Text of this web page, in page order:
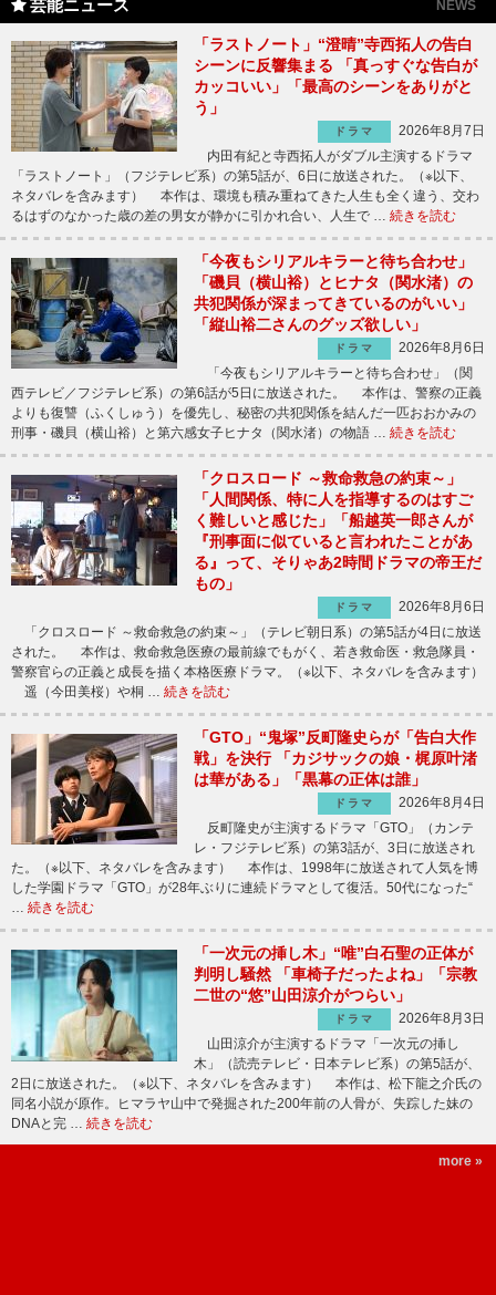
芸能ニュース NEWS
「ラストノート」“澄晴”寺西拓人の告白
シーンに反響集まる 「真っすぐな告白が
カッコいい」「最高のシーンをありがと
う」
ドラマ
2026年8月7日
内田有紀と寺西拓人がダブル主演するドラマ
「ラストノート」（フジテレビ系）の第5話が、6日に放送された。（※以下、
ネタバレを含みます） 本作は、環境も積み重ねてきた人生も全く違う、交わ
るはずのなかった歳の差の男女が静かに引かれ合い、人生で … 続きを読む
「今夜もシリアルキラーと待ち合わせ」
「磯貝（横山裕）とヒナタ（関水渚）の
共犯関係が深まってきているのがいい」
「縦山裕二さんのグッズ欲しい」
ドラマ
2026年8月6日
「今夜もシリアルキラーと待ち合わせ」（関
西テレビ／フジテレビ系）の第6話が5日に放送された。 本作は、警察の正義
よりも復讐（ふくしゅう）を優先し、秘密の共犯関係を結んだ一匹おおかみの
刑事・磯貝（横山裕）と第六感女子ヒナタ（関水渚）の物語 … 続きを読む
「クロスロード ～救命救急の約束～」
「人間関係、特に人を指導するのはすご
く難しいと感じた」「船越英一郎さんが
『刑事面に似ていると言われたことがあ
る』って、そりゃあ2時間ドラマの帝王だ
もの」
ドラマ
2026年8月6日
「クロスロード ～救命救急の約束～」（テレビ朝日系）の第5話が4日に放送
された。 本作は、救命救急医療の最前線でもがく、若き救命医・救急隊員・
警察官らの正義と成長を描く本格医療ドラマ。（※以下、ネタバレを含みます）
遥（今田美桜）や桐 … 続きを読む
「GTO」“鬼塚”反町隆史らが「告白大作
戦」を決行 「カジサックの娘・梶原叶渚
は華がある」「黒幕の正体は誰」
ドラマ
2026年8月4日
反町隆史が主演するドラマ「GTO」（カンテ
レ・フジテレビ系）の第3話が、3日に放送され
た。（※以下、ネタバレを含みます） 本作は、1998年に放送されて人気を博
した学園ドラマ「GTO」が28年ぶりに連続ドラマとして復活。50代になった“
… 続きを読む
「一次元の挿し木」“唯”白石聖の正体が
判明し騒然 「車椅子だったよね」「宗教
二世の“悠”山田涼介がつらい」
ドラマ
2026年8月3日
山田涼介が主演するドラマ「一次元の挿し
木」（読売テレビ・日本テレビ系）の第5話が、
2日に放送された。（※以下、ネタバレを含みます） 本作は、松下龍之介氏の
同名小説が原作。ヒマラヤ山中で発掘された200年前の人骨が、失踪した妹の
DNAと完 … 続きを読む
more »